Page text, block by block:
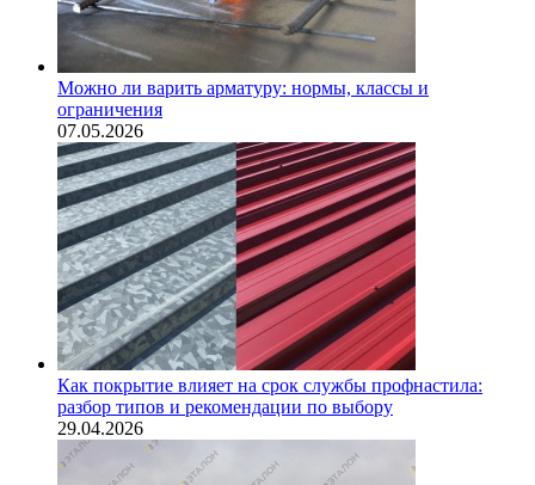
Можно ли варить арматуру: нормы, классы и
ограничения
07.05.2026
Как покрытие влияет на срок службы профнастила:
разбор типов и рекомендации по выбору
29.04.2026